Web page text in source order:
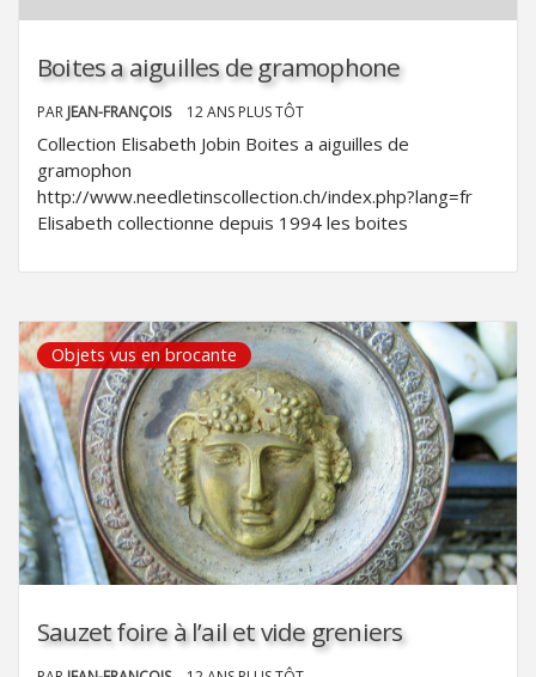
Boites a aiguilles de gramophone
PAR JEAN-FRANÇOIS 12 ANS PLUS TÔT
Collection Elisabeth Jobin Boites a aiguilles de
gramophon
http://www.needletinscollection.ch/index.php?lang=fr
Elisabeth collectionne depuis 1994 les boites
Objets vus en brocante
Sauzet foire à l’ail et vide greniers